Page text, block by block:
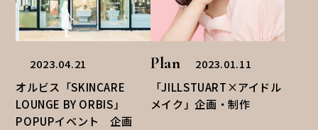
2023.04.21
オルビス「SKINCARE
LOUNGE BY ORBIS」
POPUPイベント 企画
Plan 2023.01.11
「JILLSTUART×アイドル
メイク」企画・制作